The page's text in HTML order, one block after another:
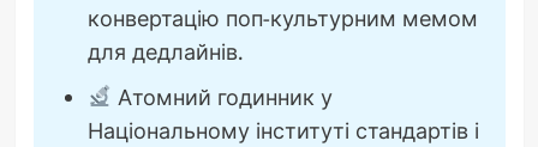
конвертацію поп-культурним мемом
для дедлайнів.
Атомний годинник у
Національному інституті стандартів і